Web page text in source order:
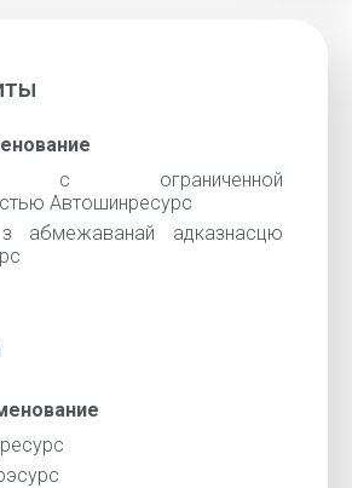
с ограниченной
Автошинресурс
абмежаванай адказнасцю